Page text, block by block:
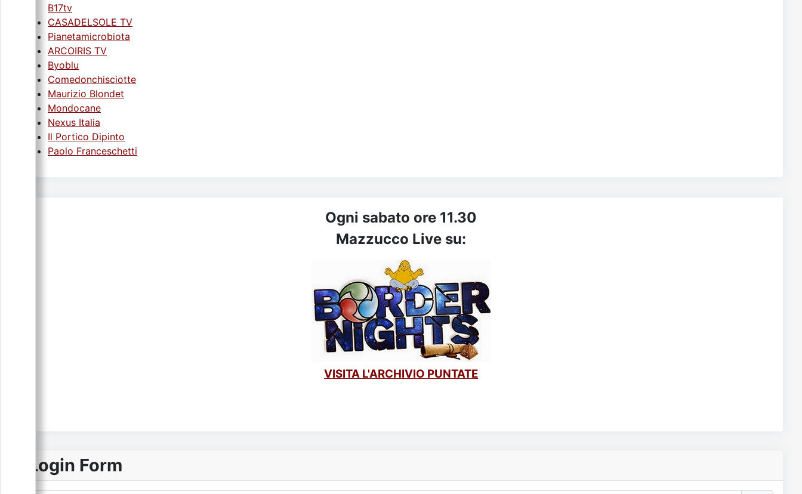
Login Form
B17tv
CASADELSOLE TV
Pianetamicrobiota
ARCOIRIS TV
Byoblu
Comedonchisciotte
Maurizio Blondet
Mondocane
Nexus Italia
Il Portico Dipinto
Paolo Franceschetti
Ogni sabato ore 11.30
Mazzucco Live su:
VISITA L'ARCHIVIO PUNTATE